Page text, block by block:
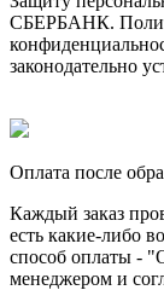
СБЕРБАНК.
законодательно
Оплата после
Каждый заказ
есть какие-либо
способ оплаты -
менеджером и